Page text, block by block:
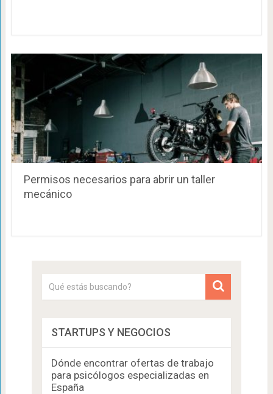
Permisos necesarios para abrir un taller
mecánico
STARTUPS Y NEGOCIOS
Dónde encontrar ofertas de trabajo
para psicólogos especializadas en
España